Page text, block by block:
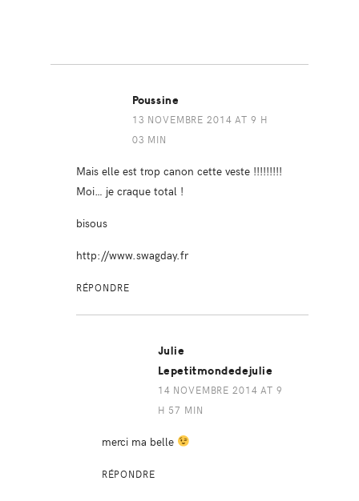
Poussine
13 NOVEMBRE 2014 AT 9 H
03 MIN
Mais elle est trop canon cette veste !!!!!!!!!
Moi… je craque total !
bisous
http://www.swagday.fr
RÉPONDRE
Julie
Lepetitmondedejulie
14 NOVEMBRE 2014 AT 9
H 57 MIN
merci ma belle
RÉPONDRE